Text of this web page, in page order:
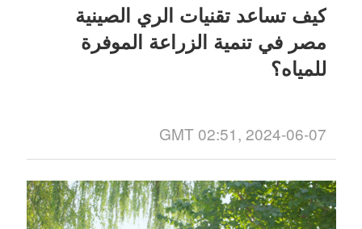
كيف تساعد تقنيات الري الصينية
مصر في تنمية الزراعة الموفرة
للمياه؟
GMT 02:51, 2024-06-07